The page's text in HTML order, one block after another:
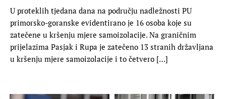
U proteklih tjedana dana na području nadležnosti PU
primorsko-goranske evidentirano je 16 osoba koje su
zatečene u kršenju mjere samoizolacije. Na graničnim
prijelazima Pasjak i Rupa je zatečeno 13 stranih državljana
u kršenju mjere samoizolacije i to četvero […]